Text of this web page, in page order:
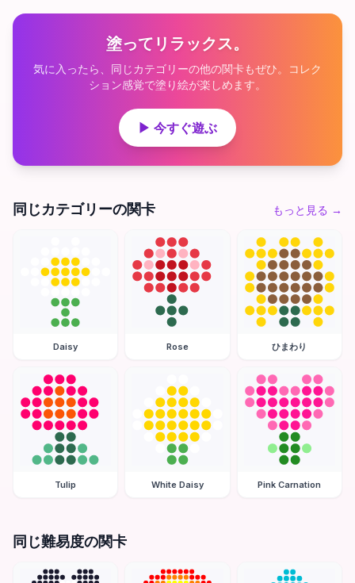
塗ってリラックス。
気に入ったら、同じカテゴリーの他の関卡もぜひ。コレク
ション感覚で塗り絵が楽しめます。
▶ 今すぐ遊ぶ
同じカテゴリーの関卡 もっと見る →
Daisy Rose ひまわり
Tulip White Daisy Pink Carnation
同じ難易度の関卡